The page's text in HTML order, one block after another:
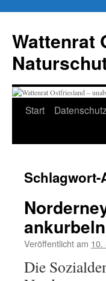
springen
Wattenrat
Start
Schlagwort-
ankurbeln
Veröffentlicht am 10.
Die